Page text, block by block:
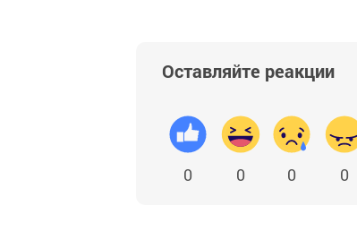
Оставляйте реакции
0 0 0 0